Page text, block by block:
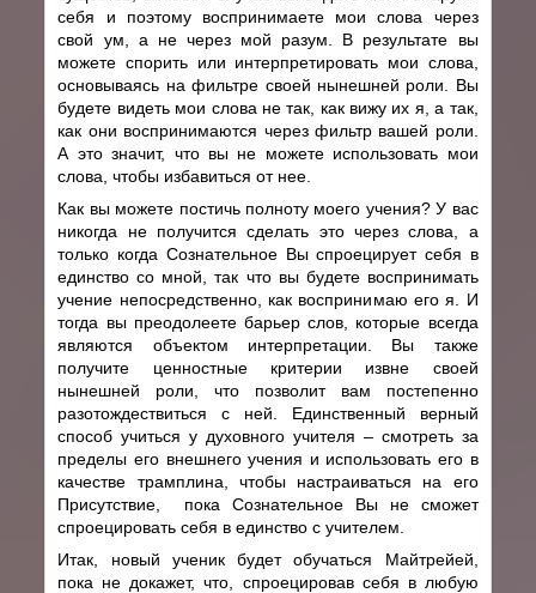
себя и поэтому воспринимаете мои слова через
свой ум, а не через мой разум. В результате вы
можете спорить или интерпретировать мои слова,
основываясь на фильтре своей нынешней роли. Вы
будете видеть мои слова не так, как вижу их я, а так,
как они воспринимаются через фильтр вашей роли.
А это значит, что вы не можете использовать мои
слова, чтобы избавиться от нее.
Как вы можете постичь полноту моего учения? У вас
никогда не получится сделать это через слова, а
только когда Сознательное Вы спроецирует себя в
единство со мной, так что вы будете воспринимать
учение непосредственно, как воспринимаю его я. И
тогда вы преодолеете барьер слов, которые всегда
являются объектом интерпретации. Вы также
получите ценностные критерии извне своей
нынешней роли, что позволит вам постепенно
разотождествиться с ней. Единственный верный
способ учиться у духовного учителя – смотреть за
пределы его внешнего учения и использовать его в
качестве трамплина, чтобы настраиваться на его
Присутствие, пока Сознательное Вы не сможет
спроецировать себя в единство с учителем.
Итак, новый ученик будет обучаться Майтрейей,
пока не докажет, что, спроецировав себя в любую